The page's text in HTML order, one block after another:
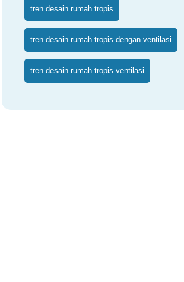
tren desain rumah tropis
tren desain rumah tropis dengan ventilasi
tren desain rumah tropis ventilasi